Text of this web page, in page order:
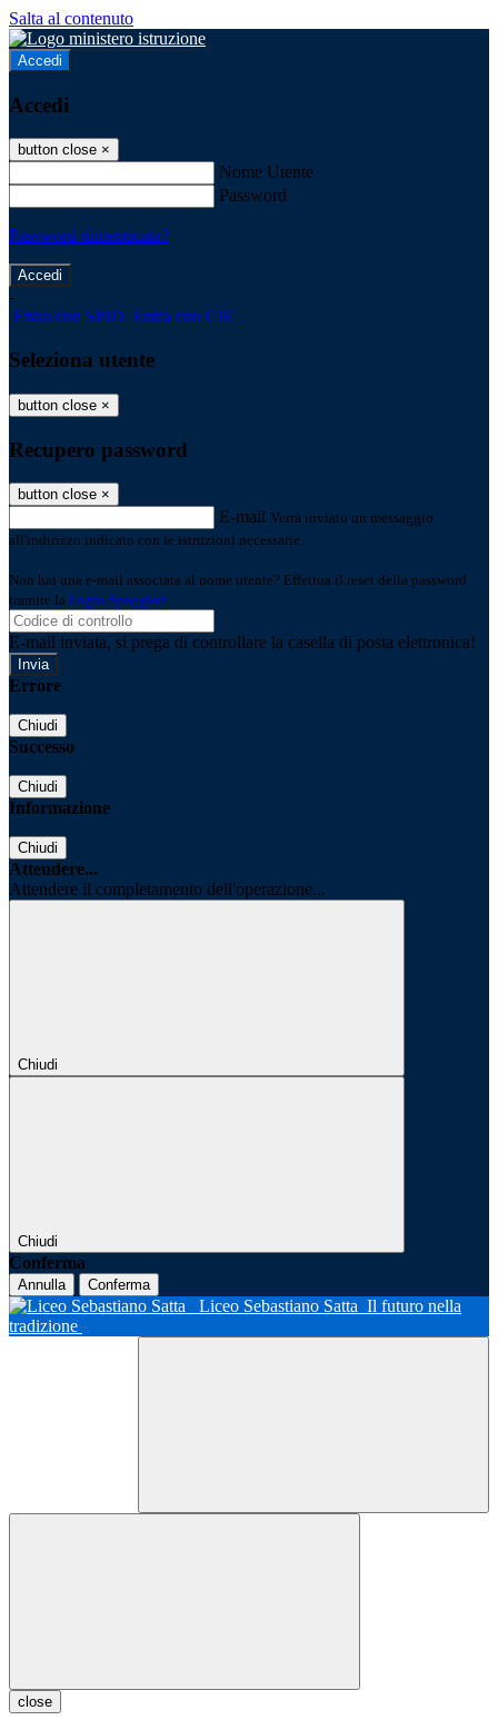
Salta al contenuto
Accedi
Accedi
button close ×
Nome Utente
Password
Password dimenticata?
-
Entra con SPID Entra con CIE
Seleziona utente
button close ×
Recupero password
button close ×
E-mail Verrà inviato un messaggio
all'indirizzo indicato con le istruzioni necessarie.
Non hai una e-mail associata al nome utente? Effettua il reset della password
tramite la Login Spaggiari
E-mail inviata, si prega di controllare la casella di posta elettronica!
Errore
Chiudi
Successo
Chiudi
Informazione
Chiudi
Attendere...
Attendere il completamento dell'operazione...
Chiudi
Chiudi
Conferma
Annulla Conferma
Liceo Sebastiano Satta Il futuro nella
tradizione
close